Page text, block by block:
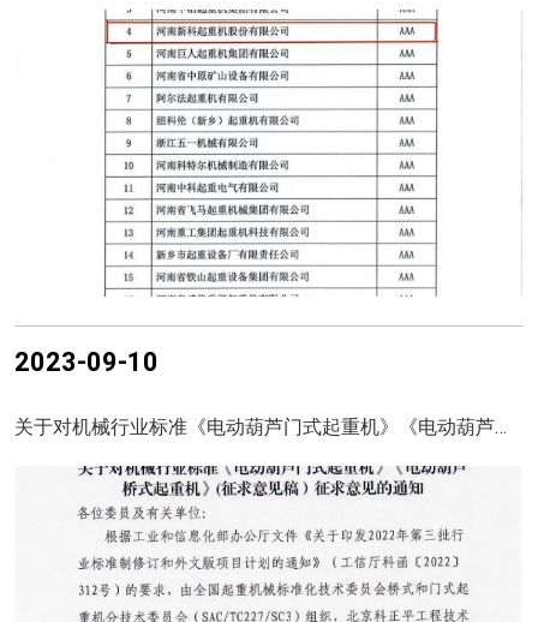
2023-09-10
关于对机械行业标准《电动葫芦门式起重机》《电动葫芦桥式起重机》(征求意见稿）征求意见的通知